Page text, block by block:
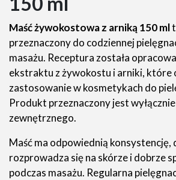
Maść żywokostowa z arniką 150 ml
przeznaczony do codziennej
masażu. Receptura została
ekstraktu z żywokostu i arniki, które
zastosowanie w kosmetykach do
Produkt przeznaczony jest
zewnętrznego.
Maść ma odpowiednią konsystencję,
rozprowadza się na skórze i dobrze
podczas masażu. Regularna